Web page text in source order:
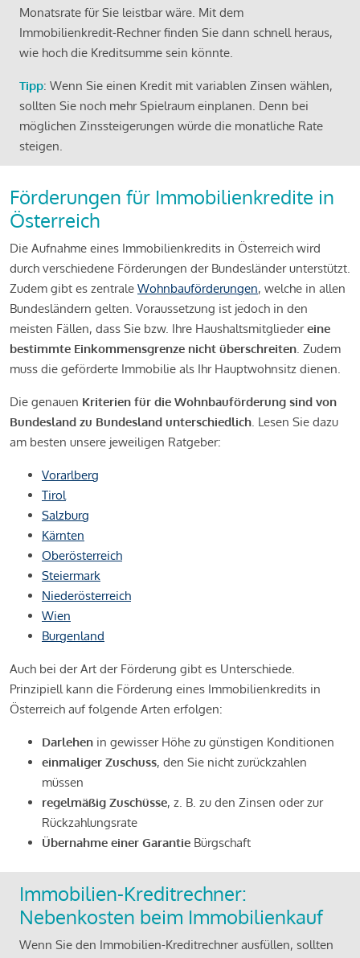
Monatsrate für Sie leistbar wäre. Mit dem
Immobilienkredit-Rechner finden Sie dann schnell heraus,
wie hoch die Kreditsumme sein könnte.
Tipp: Wenn Sie einen Kredit mit variablen Zinsen wählen,
sollten Sie noch mehr Spielraum einplanen. Denn bei
möglichen Zinssteigerungen würde die monatliche Rate
steigen.
Förderungen für Immobilienkredite in
Österreich
Die Aufnahme eines Immobilienkredits in Österreich wird
durch verschiedene Förderungen der Bundesländer unterstützt.
Zudem gibt es zentrale Wohnbauförderungen, welche in allen
Bundesländern gelten. Voraussetzung ist jedoch in den
meisten Fällen, dass Sie bzw. Ihre Haushaltsmitgliedereine
bestimmte Einkommensgrenze nicht überschreiten. Zudem
muss die geförderte Immobilie als Ihr Hauptwohnsitz dienen.
Die genauen Kriterien für die Wohnbauförderung sind von
Bundesland zu Bundesland unterschiedlich. Lesen Sie dazu
am besten unsere jeweiligen Ratgeber:
Vorarlberg
Tirol
Salzburg
Kärnten
Oberösterreich
Steiermark
Niederösterreich
Wien
Burgenland
Auch bei der Art der Förderung gibt es Unterschiede.
Prinzipiell kann die Förderung eines Immobilienkredits in
Österreich auf folgende Arten erfolgen:
Darlehen in gewisser Höhe zu günstigen Konditionen
einmaliger Zuschuss, den Sie nicht zurückzahlen
müssen
regelmäßig Zuschüsse, z. B. zu den Zinsen oder zur
Rückzahlungsrate
Übernahme einer Garantie Bürgschaft
Immobilien-Kreditrechner:
Nebenkosten beim Immobilienkauf
Wenn Sie den Immobilien-Kreditrechner ausfüllen, sollten